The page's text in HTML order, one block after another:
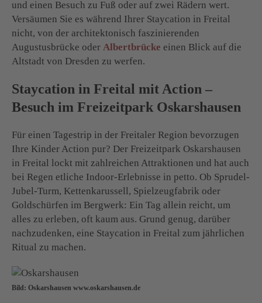
und einen Besuch zu Fuß oder auf zwei Rädern wert.
Versäumen Sie es während Ihrer Staycation in Freital
nicht, von der architektonisch faszinierenden
Augustusbrücke oder Albertbrücke einen Blick auf die
Altstadt von Dresden zu werfen.
Staycation in Freital mit Action –
Besuch im Freizeitpark Oskarshausen
Für einen Tagestrip in der Freitaler Region bevorzugen
Ihre Kinder Action pur? Der Freizeitpark Oskarshausen
in Freital lockt mit zahlreichen Attraktionen und hat auch
bei Regen etliche Indoor-Erlebnisse in petto. Ob Sprudel-
Jubel-Turm, Kettenkarussell, Spielzeugfabrik oder
Goldschürfen im Bergwerk: Ein Tag allein reicht, um
alles zu erleben, oft kaum aus. Grund genug, darüber
nachzudenken, eine Staycation in Freital zum jährlichen
Ritual zu machen.
Bild: Oskarshausen www.oskarshausen.de